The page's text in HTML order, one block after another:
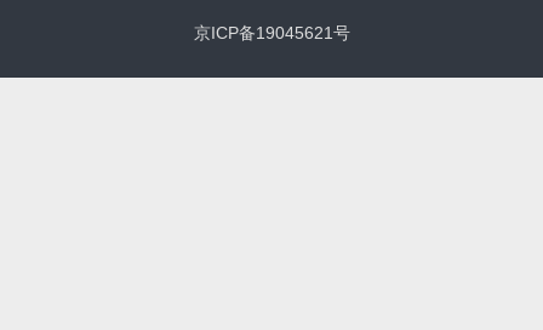
京ICP备19045621号